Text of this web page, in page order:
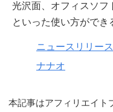
光沢面、オフィスソフ
といった使い方ができ
ニュースリリー
ナナオ
本記事はアフィリエイト